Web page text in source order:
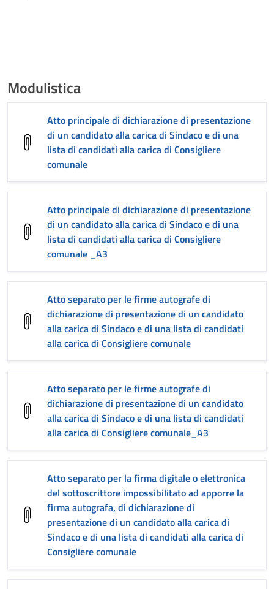
Modulistica
Atto principale di dichiarazione di presentazione
di un candidato alla carica di Sindaco e di una
lista di candidati alla carica di Consigliere
comunale
Atto principale di dichiarazione di presentazione
di un candidato alla carica di Sindaco e di una
lista di candidati alla carica di Consigliere
comunale _A3
Atto separato per le firme autografe di
dichiarazione di presentazione di un candidato
alla carica di Sindaco e di una lista di candidati
alla carica di Consigliere comunale
Atto separato per le firme autografe di
dichiarazione di presentazione di un candidato
alla carica di Sindaco e di una lista di candidati
alla carica di Consigliere comunale_A3
Atto separato per la firma digitale o elettronica
del sottoscrittore impossibilitato ad apporre la
firma autografa, di dichiarazione di
presentazione di un candidato alla carica di
Sindaco e di una lista di candidati alla carica di
Consigliere comunale